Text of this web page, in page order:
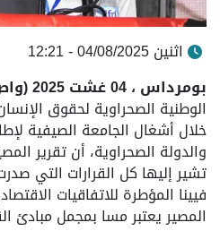
اثنين 04/08/2025 - 12:21
بومرداس ، 04 غشت 2025 (واص) -
الوطنية الصحراوية لحقوق
خلال أشغال الجامعة الصيفية
والدولة الصحراوية، أن تقرير
تشير إليها كل القرارات التي
فيينا المؤطرة للاتفاقيات
المصير يعتبر مسا بمجمل مبادئ